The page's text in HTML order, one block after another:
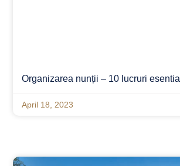
Organizarea nunții – 10 lucruri
April 18, 2023